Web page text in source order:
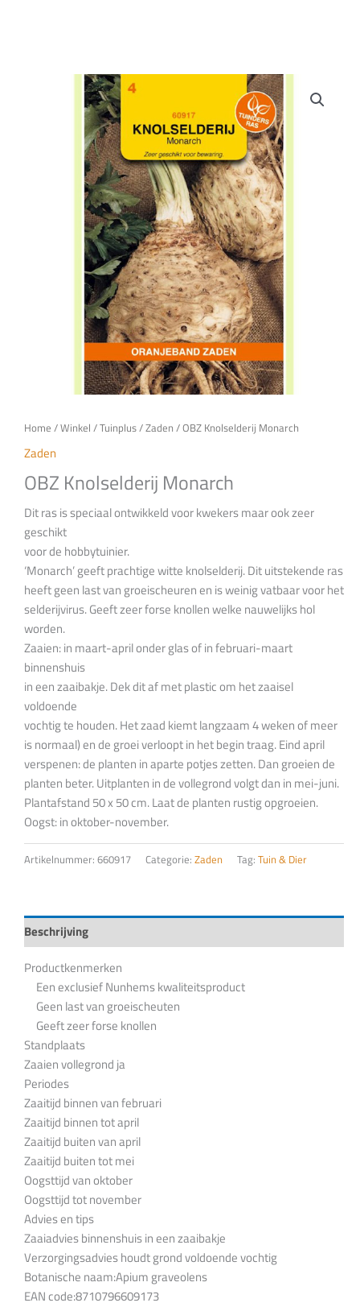
Home /Winkel /Tuinplus/Zaden / OBZ Knolselderij Monarch
Zaden
OBZ Knolselderij Monarch
Dit ras is speciaal ontwikkeld voor kwekers maar ook zeer
geschikt
voor de hobbytuinier.
‘Monarch’ geeft prachtige witte knolselderij. Dit uitstekende ras
heeft geen last van groeischeuren en is weinig vatbaar voor het
selderijvirus. Geeft zeer forse knollen welke nauwelijks hol
worden.
Zaaien: in maart-april onder glas of in februari-maart
binnenshuis
in een zaaibakje. Dek dit af met plastic om het zaaisel
voldoende
vochtig te houden. Het zaad kiemt langzaam 4 weken of meer
is normaal) en de groei verloopt in het begin traag. Eind april
verspenen: de planten in aparte potjes zetten. Dan groeien de
planten beter. Uitplanten in de vollegrond volgt dan in mei-juni.
Plantafstand 50 x 50 cm. Laat de planten rustig opgroeien.
Oogst: in oktober-november.
Artikelnummer: 660917 Categorie: Zaden Tag: Tuin & Dier
Beschrijving
Productkenmerken
Een exclusief Nunhems kwaliteitsproduct
Geen last van groeischeuten
Geeft zeer forse knollen
Standplaats
Zaaien vollegrond ja
Periodes
Zaaitijd binnen van februari
Zaaitijd binnen tot april
Zaaitijd buiten van april
Zaaitijd buiten tot mei
Oogsttijd van oktober
Oogsttijd tot november
Advies en tips
Zaaiadvies binnenshuis in een zaaibakje
Verzorgingsadvies houdt grond voldoende vochtig
Botanische naam:Apium graveolens
EAN code:8710796609173